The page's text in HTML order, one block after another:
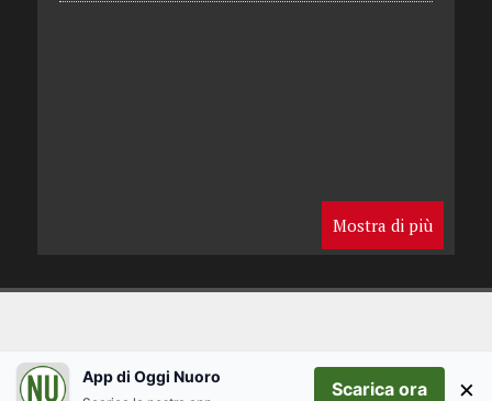
Mostra di più
App di Oggi Nuoro
Scarica ora ×